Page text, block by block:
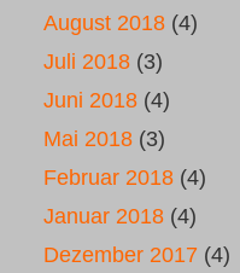
August 2018 (4)
Juli 2018 (3)
Juni 2018 (4)
Mai 2018 (3)
Februar 2018 (4)
Januar 2018 (4)
Dezember 2017 (4)